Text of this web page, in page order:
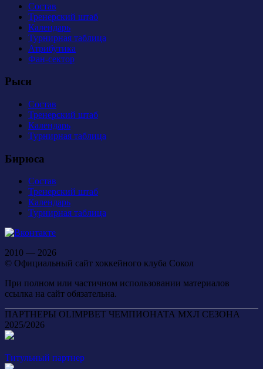
Состав
Тренерский штаб
Календарь
Турнирная таблица
Атрибутика
Фан-сектор
Рыси
Состав
Тренерский штаб
Календарь
Турнирная таблица
Бирюса
Состав
Тренерский штаб
Календарь
Турнирная таблица
2010 — 2026
© Официальный сайт хоккейного клуба Сокол
При полном или частичном использовании материалов
ссылка на сайт обязательна.
ПАРТНЕРЫ OLIMPBET ЧЕМПИОНАТА МХЛ СЕЗОНА
2025/2026
Титульный партнер